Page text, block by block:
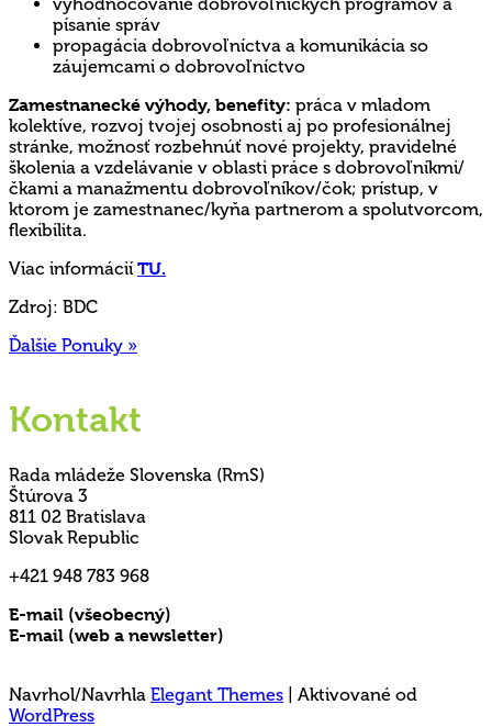
písanie správ
propagácia dobrovoľníctva a komunikácia so
záujemcami o dobrovoľníctvo
Zamestnanecké výhody, benefity: práca v mladom
kolektíve, rozvoj tvojej osobnosti aj po profesionálnej
stránke, možnosť rozbehnúť nové projekty, pravidelné
školenia a vzdelávanie v oblasti práce s dobrovoľníkmi/
čkami a manažmentu dobrovoľníkov/čok; prístup, v
ktorom je zamestnanec/kyňa partnerom a spolutvorcom,
flexibilita.
Viac informácií TU.
Zdroj: BDC
Ďalšie Ponuky »
Kontakt
Rada mládeže Slovenska (RmS)
Štúrova 3
811 02 Bratislava
Slovak Republic
+421 948 783 968
E-mail (všeobecný)
E-mail (web a newsletter)
Navrhol/Navrhla Elegant Themes | Aktivované od
WordPress